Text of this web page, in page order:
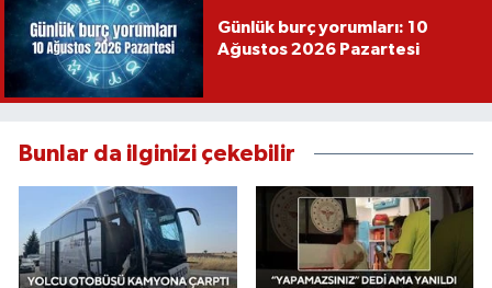
Günlük burç yorumları: 10
Ağustos 2026 Pazartesi
Bunlar da ilginizi çekebilir